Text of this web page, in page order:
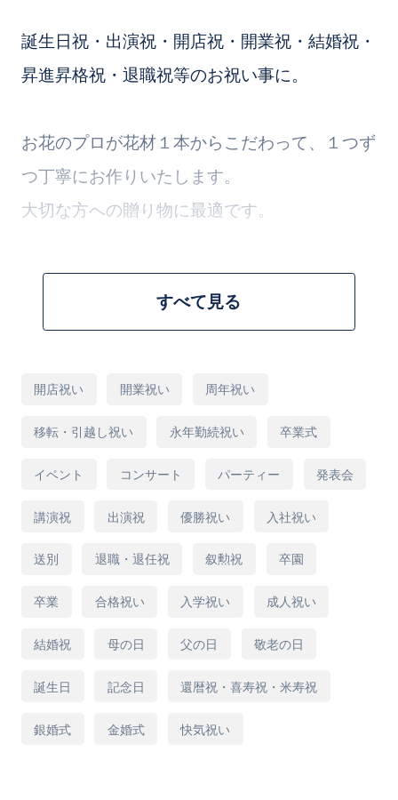
すべて見る
誕生日祝・出演祝・開店祝・開業祝・結婚祝・
昇進昇格祝・退職祝等のお祝い事に。
お花のプロが花材１本からこだわって、１つず
つ丁寧にお作りいたします。
大切な方への贈り物に最適です。
※季節により旬の花材を使用いたします。
※花束のラッピングとカードの形状は配送先の
生花店にお任せいただいております。ご了承く
[商品コード]B10M
開店祝い 開業祝い 周年祝い
移転・引越し祝い 永年勤続祝い 卒業式
イベント コンサート パーティー 発表会
講演祝 出演祝 優勝祝い 入社祝い
送別 退職・退任祝 叙勲祝 卒園
卒業 合格祝い 入学祝い 成人祝い
結婚祝 母の日 父の日 敬老の日
誕生日 記念日 還暦祝・喜寿祝・米寿祝
銀婚式 金婚式 快気祝い